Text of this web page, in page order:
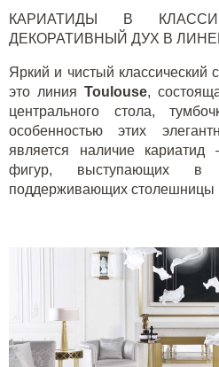
КАРИАТИДЫ В
ДЕКОРАТИВНЫЙ ДУХ В
Яркий и чистый классический
это линия Toulouse,
центрального стола,
особенностью этих
является наличие кариатид
фигур, выступающих в
поддерживающих столешницы